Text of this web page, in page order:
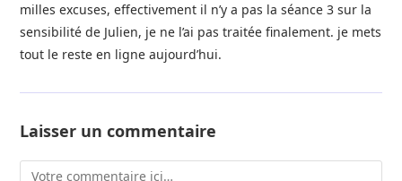
milles excuses, effectivement il n’y a pas la séance 3 sur la
sensibilité de Julien, je ne l’ai pas traitée finalement. je mets
tout le reste en ligne aujourd’hui.
Laisser un commentaire
Comment